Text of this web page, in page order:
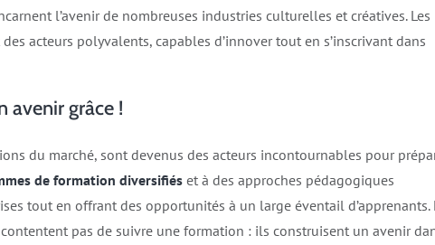
l’avenir de nombreuses industries culturelles et créatives. Les
acteurs polyvalents, capables d’innover tout en s’inscrivant dans
avenir grâce !
du marché, sont devenus des acteurs incontournables pour
de formation diversifiés et à des approches pédagogiques
tout en offrant des opportunités à un large éventail d’apprenants.
pas de suivre une formation : ils construisent un avenir